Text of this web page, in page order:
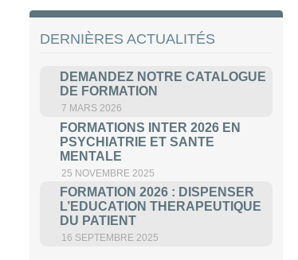
DERNIÈRES ACTUALITÉS
DEMANDEZ NOTRE CATALOGUE
DE FORMATION
7 MARS 2026
FORMATIONS INTER 2026 EN
PSYCHIATRIE ET SANTE
MENTALE
25 NOVEMBRE 2025
FORMATION 2026 : DISPENSER
L’EDUCATION THERAPEUTIQUE
DU PATIENT
16 SEPTEMBRE 2025